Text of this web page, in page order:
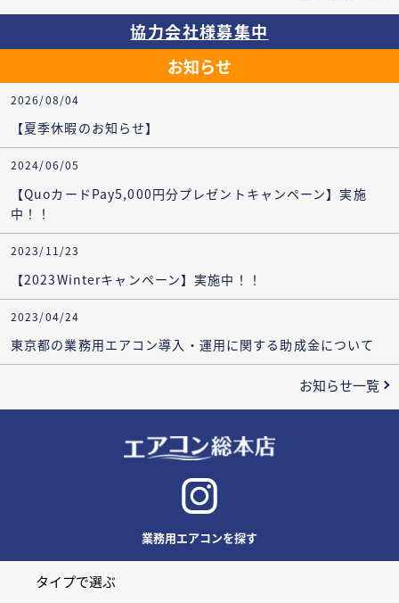
協力会社様募集中
お知らせ
2026/08/04
【夏季休暇のお知らせ】
2024/06/05
【QuoカードPay5,000円分プレゼントキャンペーン】実施
中！！
2023/11/23
【2023Winterキャンペーン】実施中！！
2023/04/24
東京都の業務用エアコン導入・運用に関する助成金について
お知らせ一覧
業務用エアコンを探す
タイプで選ぶ